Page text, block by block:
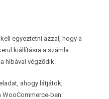
egyeztetni azzal, hogy a
kiállításra a számla –
hibával végződik.
ahogy látjátok,
WooCommerce-ben